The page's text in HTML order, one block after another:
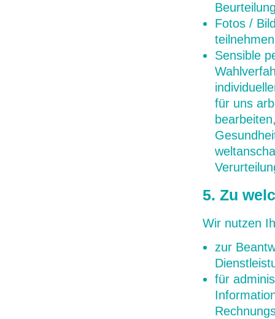
Fotos /
Sensible
für uns
5. Zu
Wir nutzen
zur
für